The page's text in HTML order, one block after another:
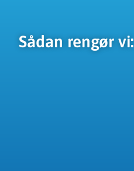
Sådan rengør vi: